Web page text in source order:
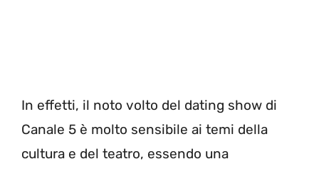
In effetti, il noto volto del dating show di
Canale 5 è molto sensibile ai temi della
cultura e del teatro, essendo una